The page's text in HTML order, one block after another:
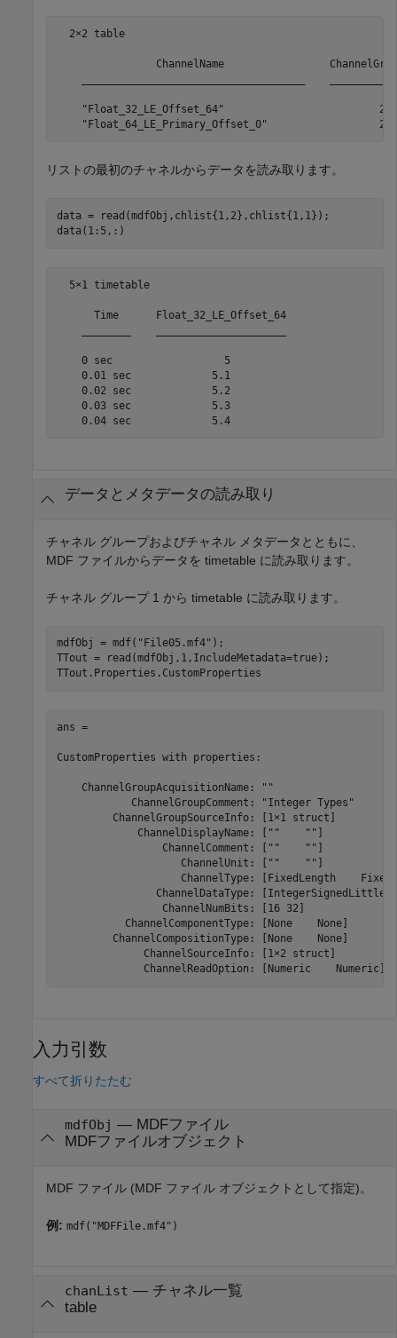
  2×2 table
ChannelName
"Float_32_LE_Offset_64"
    "Float_64_LE_Primary_Offset_0"                  2
リストの最初のチャネルからデータを読み取ります。
data = read(mdfObj,chlist{1,2},chlist{1,1});
data(1:5,:)
  5×1 timetable
      Time      Float_32_LE_Offset_64
    0 sec                  5
    0.01 sec             5.1
    0.02 sec             5.2
    0.03 sec             5.3
    0.04 sec             5.4
データとメタデータの読み取り
チャネル グループおよびチャネル メタデータとともに、
MDF ファイルからデータを timetable に読み取ります。
チャネル グループ 1 から timetable に読み取ります。
mdfObj = mdf( "File05.mf4" );
TTout = read(mdfObj,1,IncludeMetadata=true);
TTout.Properties.CustomProperties
ans =
CustomProperties with properties:
    ChannelGroupAcquisitionName: ""
            ChannelGroupComment: "Integer Types"
         ChannelGroupSourceInfo: [1×1 struct]
             ChannelDisplayName: [""    ""]
                 ChannelComment: [""    ""]
                    ChannelUnit: [""    ""]
ChannelType: [FixedLength
ChannelDataType:
                 ChannelNumBits: [16 32]
           ChannelComponentType: [None    None]
         ChannelCompositionType: [None    None]
              ChannelSourceInfo: [1×2 struct]
              ChannelReadOption: [Numeric    Numeric]
入力引数
すべて折りたたむ
mdfObj — MDFファイル
MDFファイルオブジェクト
MDF ファイル (MDF ファイル オブジェクトとして指定)。
例: mdf("MDFFile.mf4")
chanList — チャネル一覧
table